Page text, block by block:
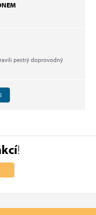
pestrý doprovodný
!